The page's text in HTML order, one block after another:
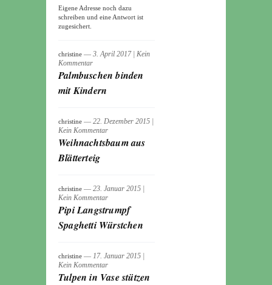
Eigene Adresse noch dazu
schreiben und eine Antwort ist
zugesichert.
christine ― 3. April 2017
Kein
Kommentar
Palmbuschen binden
mit Kindern
christine ― 22. Dezember 2015
Kein Kommentar
Weihnachtsbaum aus
Blätterteig
christine ― 23. Januar 2015
Kein Kommentar
Pipi Langstrumpf
Spaghetti Würstchen
christine ― 17. Januar 2015
Kein Kommentar
Tulpen in Vase stützen